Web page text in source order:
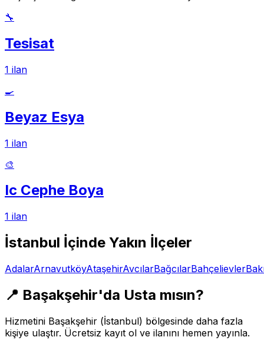
🔧
Tesisat
1 ilan
🍳
Beyaz Esya
1 ilan
🎨
Ic Cephe Boya
1 ilan
İstanbul İçinde Yakın İlçeler
AdalarArnavutköyAtaşehirAvcılarBağcılarBahçelievler
📍 Başakşehir'da Usta mısın?
Hizmetini Başakşehir (İstanbul) bölgesinde daha fazla
kişiye ulaştır. Ücretsiz kayıt ol ve ilanını hemen yayınla.